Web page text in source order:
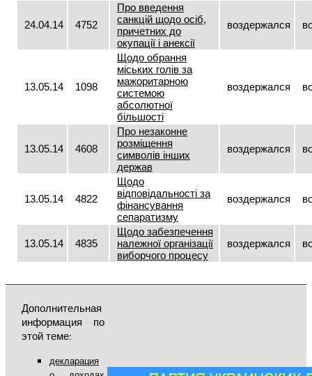
24.04.14 4752
Про введення
санкцій щодо осіб,
причетних до
окупації і анексії
воздержался
13.05.14 1098
Щодо обрання
міських голів за
мажоритарною
системою
абсолютної
більшості
воздержался
13.05.14 4608
Про незаконне
розміщення
символів інших
держав
воздержался
13.05.14 4822
Щодо
відповідальності за
фінансування
сепаратизму
воздержался
13.05.14 4835
Щодо забезпечення
належної організації
виборчого процесу
воздержался
Дополнительная
информация по
этой теме:
декларация